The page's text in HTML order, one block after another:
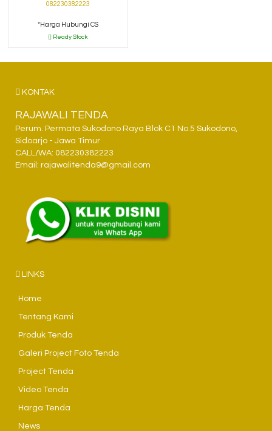
082230382223
*Harga Hubungi CS
Ready Stock
KONTAK
RAJAWALI TENDA
Perum. Permata Sukodono Raya Blok C1 No.5 Sukodono,
Sidoarjo - Jawa Timur
CALL/WA: 082230382223
Email: rajawalitenda9@gmail.com
LINKS
Home
Tentang Kami
Produk Tenda
Galeri Project Foto Tenda
Project Tenda
Video Tenda
Harga Tenda
News